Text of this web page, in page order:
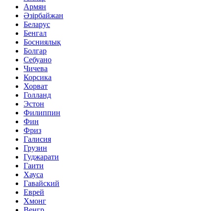
Армян
Әзірбайжан
Беларус
Бенгал
Босниялық
Болгар
Себуано
Чичева
Корсика
Хорват
Голланд
Эстон
Филиппин
Фин
Фриз
Галисия
Грузин
Гуджарати
Гаити
Хауса
Гавайский
Еврей
Хмонг